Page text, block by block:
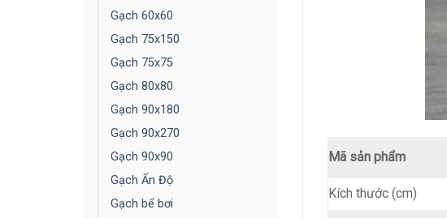
Gạch 60x60
Gạch 75x150
Gạch 75x75
Gạch 80x80
Gạch 90x180
Gạch 90x270
Gạch 90x90
Gạch Ấn Độ
Gạch bể bơi
Mã sản phẩm
Kích thước (cm)